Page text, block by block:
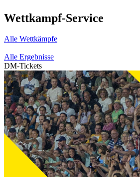
Wettkampf-Service
Alle Wettkämpfe
Alle Ergebnisse
DM-Tickets